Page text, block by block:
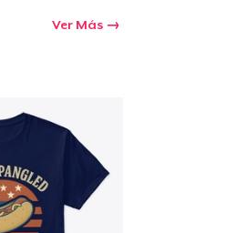
Ver Más